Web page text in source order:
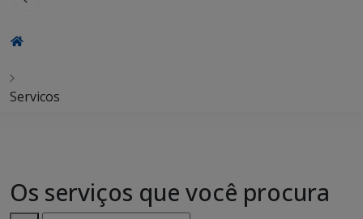
Servicos
Os serviços que você procura